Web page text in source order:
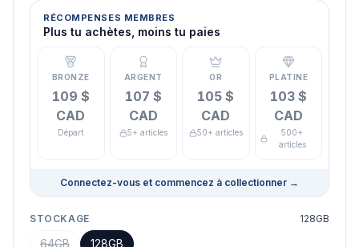
RÉCOMPENSES MEMBRES
Plus tu achètes, moins tu paies
BRONZE
109 $
CAD
Départ
ARGENT
107 $
CAD
5+ articles
OR
105 $
CAD
50+ articles
PLATINE
103 $
CAD
500+
articles
Connectez-vous et commencez à collectionner →
STOCKAGE 128GB
64GB 128GB